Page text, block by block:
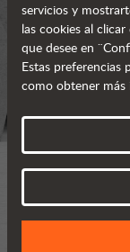
servicios y
las cookies al
que desee en
Estas preferencias
como obtener